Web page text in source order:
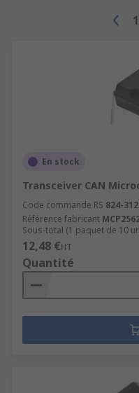
1
En stock
Transceiver CAN
Code commande RS 824-
Référence fabricant
Sous-total (1 paquet de 10
12,48 €HT
Quantité